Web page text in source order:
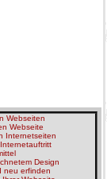
Webseiten
Webseite
Internetseiten
Design
neu erfinden